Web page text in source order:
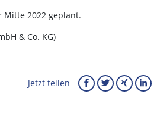
2022 geplant.
& Co. KG)
Jetzt teilen